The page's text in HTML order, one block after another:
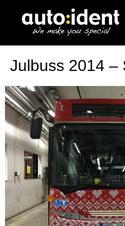
Julbuss 2014 –